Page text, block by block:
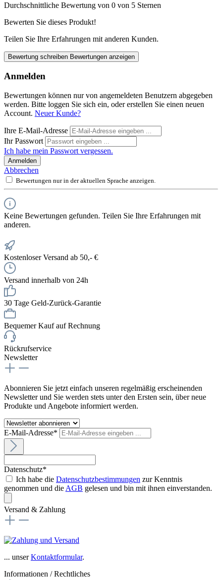
Durchschnittliche Bewertung von 0 von 5 Sternen
Bewerten Sie dieses Produkt!
Teilen Sie Ihre Erfahrungen mit anderen Kunden.
Bewertung schreiben Bewertungen anzeigen
Anmelden
Bewertungen können nur von angemeldeten Benutzern abgegeben
werden. Bitte loggen Sie sich ein, oder erstellen Sie einen neuen
Account. Neuer Kunde?
Ihre E-Mail-Adresse
Ihr Passwort
Ich habe mein Passwort vergessen.
Anmelden
Abbrechen
Bewertungen nur in der aktuellen Sprache anzeigen.
Keine Bewertungen gefunden. Teilen Sie Ihre Erfahrungen mit
anderen.
Kostenloser Versand ab 50,- €
Versand innerhalb von 24h
30 Tage Geld-Zurück-Garantie
Bequemer Kauf auf Rechnung
Rückrufservice
Newsletter
Abonnieren Sie jetzt einfach unseren regelmäßig erscheinenden
Newsletter und Sie werden stets unter den Ersten sein, über neue
Produkte und Angebote informiert werden.
E-Mail-Adresse*
Datenschutz*
Ich habe die Datenschutzbestimmungen zur Kenntnis
genommen und die AGB gelesen und bin mit ihnen einverstanden.
Versand & Zahlung
... unserKontaktformular.
Informationen / Rechtliches